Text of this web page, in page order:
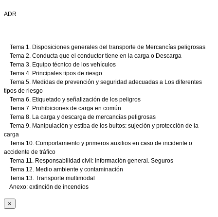
ADR
Tema 1. Disposiciones generales del transporte de Mercancías peligrosas
Tema 2. Conducta que el conductor tiene en la carga o Descarga
Tema 3. Equipo técnico de los vehículos
Tema 4. Principales tipos de riesgo
Tema 5. Medidas de prevención y seguridad adecuadas a Los diferentes
tipos de riesgo
Tema 6. Etiquetado y señalización de los peligros
Tema 7. Prohibiciones de carga en común
Tema 8. La carga y descarga de mercancías peligrosas
Tema 9. Manipulación y estiba de los bultos: sujeción y protección de la
carga
Tema 10. Comportamiento y primeros auxilios en caso de incidente o
accidente de tráfico
Tema 11. Responsabilidad civil: información general. Seguros
Tema 12. Medio ambiente y contaminación
Tema 13. Transporte multimodal
Anexo: extinción de incendios
×